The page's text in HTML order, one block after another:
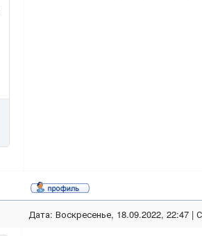
Дата: Воскресенье, 18.09.2022, 22:47 |